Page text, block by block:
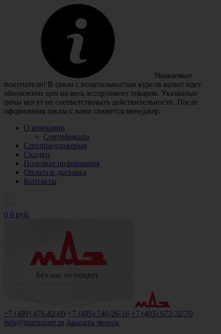
Уважаемые
покупатели! В связи с волатильностью курсов валют идет
обновление цен на весь ассортимент товаров. Указанные
цены могут не соответствовать действительности. После
оформления заказа с вами свяжется менеджер.
О компании
Сертификаты
Спецпредложения
Скидки
Полезная информация
Оплата и доставка
Контакты
0 0 руб.
+7 (499) 476-82-09 +7 (495) 740-26-16 +7 (495) 972-32-70
info@mazgarant.ru Заказать звонок